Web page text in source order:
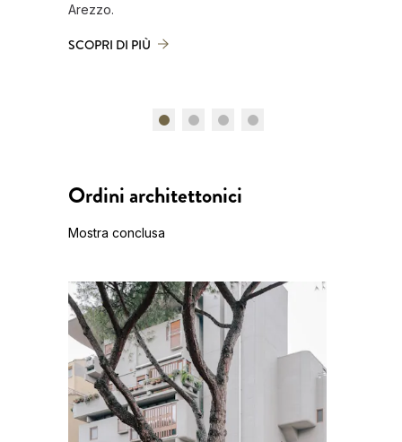
Arezzo.
SCOPRI DI PIÙ
Ordini architettonici
Mostra conclusa